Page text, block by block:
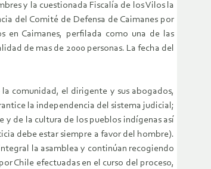
y la cuestionada Fiscalía de los Vilos la
del Comité de Defensa de Caimanes por
en Caimanes, perfilada como una de las
de mas de 2000 personas. La fecha del
comunidad, el dirigente y sus abogados,
la independencia del sistema judicial;
de la cultura de los pueblos indígenas así
debe estar siempre a favor del hombre).
la asamblea y continúan recogiendo
Chile efectuadas en el curso del proceso,